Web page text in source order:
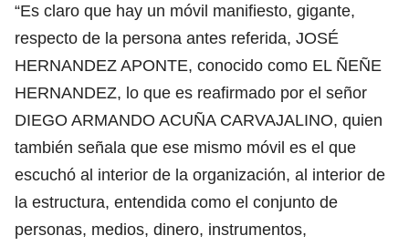
“Es claro que hay un móvil manifiesto, gigante,
respecto de la persona antes referida, JOSÉ
HERNANDEZ APONTE, conocido como EL ÑEÑE
HERNANDEZ, lo que es reafirmado por el señor
DIEGO ARMANDO ACUÑA CARVAJALINO, quien
también señala que ese mismo móvil es el que
escuchó al interior de la organización, al interior de
la estructura, entendida como el conjunto de
personas, medios, dinero, instrumentos,